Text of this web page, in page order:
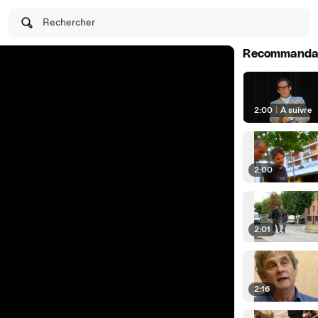
Rechercher
2:00 | À suivre
2:00
2:01
2:16